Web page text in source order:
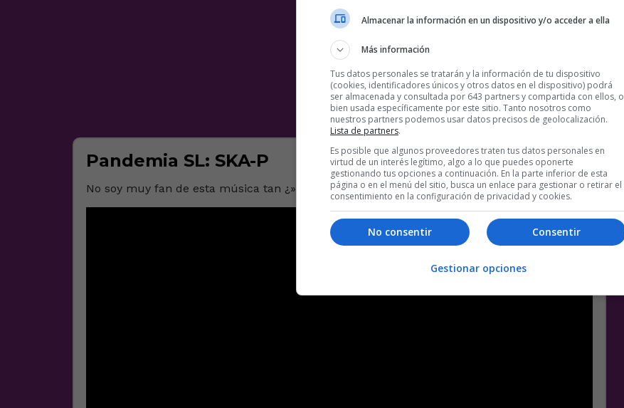
Pandemia SL: SKA-P
No soy muy fan de esta música tan ¿»anarquista»?, pero bueno, me ha hecho gracia 🙂
Almacenar la información en un dispositivo y/o acceder a ella
Más información
Tus datos personales se tratarán y la información de tu dispositivo
(cookies, identificadores únicos y otros datos en el dispositivo) podrá
ser almacenada y consultada por 643 partners y compartida con ellos, o
bien usada específicamente por este sitio. Tanto nosotros como
nuestros partners podemos usar datos precisos de geolocalización.
Lista de partners.
Es posible que algunos proveedores traten tus datos personales en
virtud de un interés legítimo, algo a lo que puedes oponerte
gestionando tus opciones a continuación. En la parte inferior de esta
página o en el menú del sitio, busca un enlace para gestionar o retirar el
consentimiento en la configuración de privacidad y cookies.
Consentir
No consentir
Gestionar opciones